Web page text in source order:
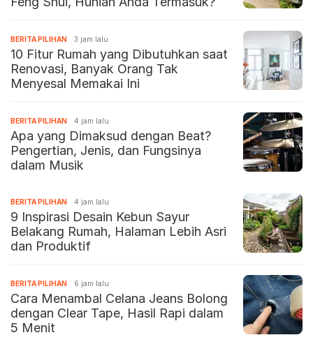
BERITA PILIHAN 3 jam lalu
10 Fitur Rumah yang Dibutuhkan saat
Renovasi, Banyak Orang Tak
Menyesal Memakai Ini
BERITA PILIHAN 4 jam lalu
Apa yang Dimaksud dengan Beat?
Pengertian, Jenis, dan Fungsinya
dalam Musik
BERITA PILIHAN 4 jam lalu
9 Inspirasi Desain Kebun Sayur
Belakang Rumah, Halaman Lebih Asri
dan Produktif
BERITA PILIHAN 6 jam lalu
Cara Menambal Celana Jeans Bolong
dengan Clear Tape, Hasil Rapi dalam
5 Menit